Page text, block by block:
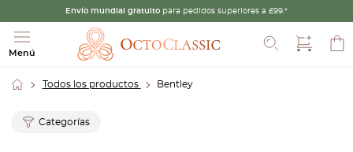
Envío mundial gratuito para pedidos superiores a £99.*
Menú
Todos los productos Bentley
Categorías